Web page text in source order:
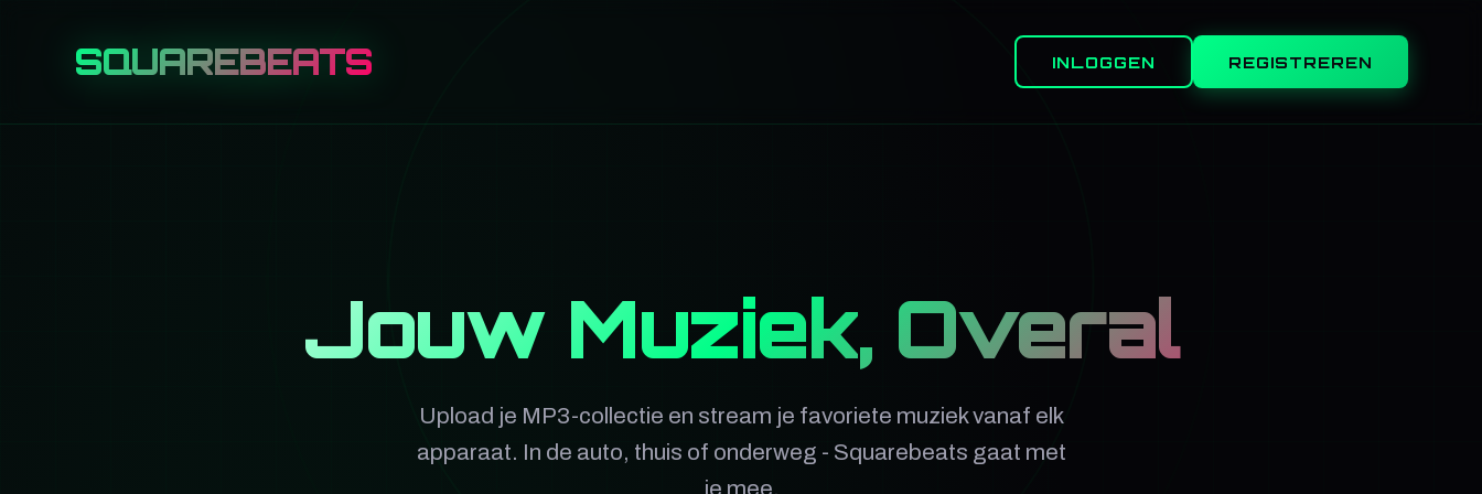
SQUAREBEATS INLOGGEN REGISTREREN
Jouw Muziek, Overal
Upload je MP3-collectie en stream je favoriete muziek vanaf elk
apparaat. In de auto, thuis of onderweg - Squarebeats gaat met
je mee.